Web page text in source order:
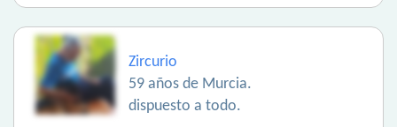
Zircurio
59 años de Murcia.
dispuesto a todo.